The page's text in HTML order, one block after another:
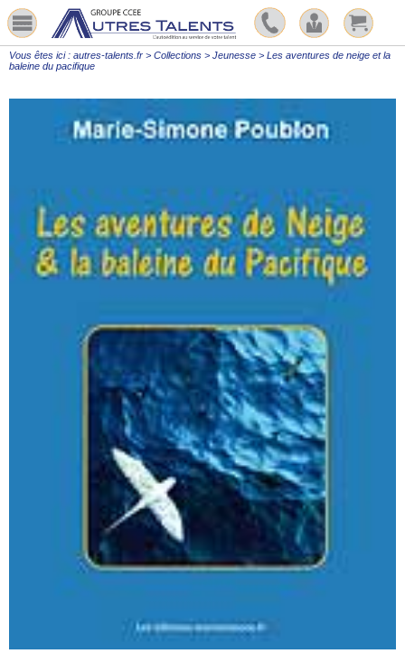
Vous êtes ici : autres-talents.fr > Collections > Jeunesse > Les aventures de neige et la
baleine du pacifique